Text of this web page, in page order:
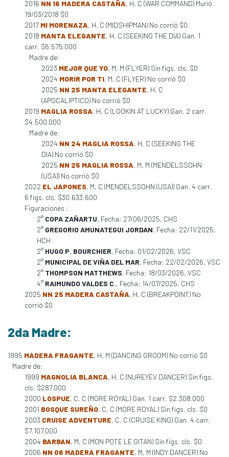
2016 NN 16 MADERA CASTAÑA, H, C (WAR COMMAND) Murió
19/03/2018 $0
2017 MI MORENAZA, H, C (MIDSHIPMAN) No corrió $0
2018 MANTA ELEGANTE, H, C (SEEKING THE DIA) Gan. 1
carr. $6.575.000
Madre de:
2023 MEJOR QUE YO, M, M (FLYER) Sin figs. cls. $0
2024 MORIR POR TI, M, C (FLYER) No corrió $0
2025 NN 25 MANTA ELEGANTE, H, C
(APOCALIPTICO) No corrió $0
2019 MAGLIA ROSSA, H, C (LOOKIN AT LUCKY) Gan. 2 carr.
$4.500.000
Madre de:
2024 NN 24 MAGLIA ROSSA, H, C (SEEKING THE
DIA) No corrió $0
2025 NN 25 MAGLIA ROSSA, M, M (MENDELSSOHN
(USA)) No corrió $0
2022 EL JAPONES, M, C (MENDELSSOHN (USA)) Gan. 4 carr.
6 figs. cls. $30.633.600
Figuraciones :
2° COPA ZAÑARTU, Fecha: 27/06/2025, CHS
2° GREGORIO AMUNATEGUI JORDAN, Fecha: 22/11/2025,
HCH
2° HUGO P. BOURCHIER, Fecha: 01/02/2026, VSC
2° MUNICIPAL DE VIÑA DEL MAR, Fecha: 22/02/2026, VSC
2° THOMPSON MATTHEWS, Fecha: 18/03/2026, VSC
4° RAIMUNDO VALDES C., Fecha: 14/07/2025, CHS
2025 NN 25 MADERA CASTAÑA, H, C (BREAKPOINT) No
corrió $0
2da Madre:
1995 MADERA FRAGANTE, H, M (DANCING GROOM) No corrió $0
Madre de:
1999 MAGNOLIA BLANCA, H, C (NUREYEV DANCER) Sin figs.
cls. $287.000
2000 LOSPUE, C, C (MORE ROYAL) Gan. 1 carr. $2.308.000
2001 BOSQUE SUREÑO, C, C (MORE ROYAL) Sin figs. cls. $0
2003 CRUISE ADVENTURE, C, C (CRUISE KING) Gan. 4 carr.
$7.107.000
2004 BARBAN, M, C (MON POTE LE GITAN) Sin figs. cls. $0
2006 NN 06 MADERA FRAGANTE, M, M (INDY DANCER) No